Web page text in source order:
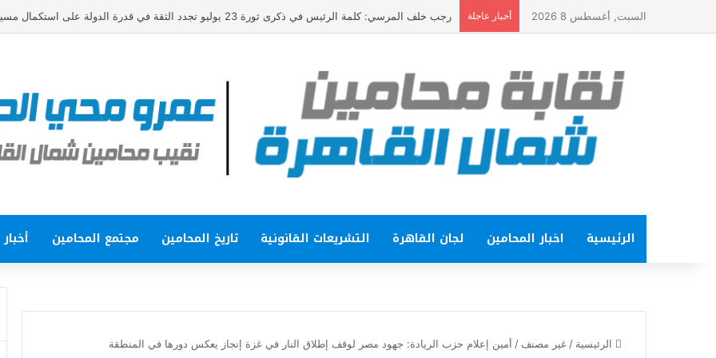
السبت, أغسطس 8 2026 أخبار عاجلة رجب خلف المرسي: كلمة الرئيس في ذكرى ثورة 23 يوليو تجدد الثقة في قدرة الدولة على استكمال مسيرة البناء والتنمية
الرئيسية اخبار المحامين لجان القاهرة التشريعات القانونية تاريخ المحامين مجتمع المحامين أخبار
الرئيسية / غير مصنف / أمين إعلام حزب الريادة: جهود مصر لوقف إطلاق النار في غزة إنجاز يعكس دورها في المنطقة